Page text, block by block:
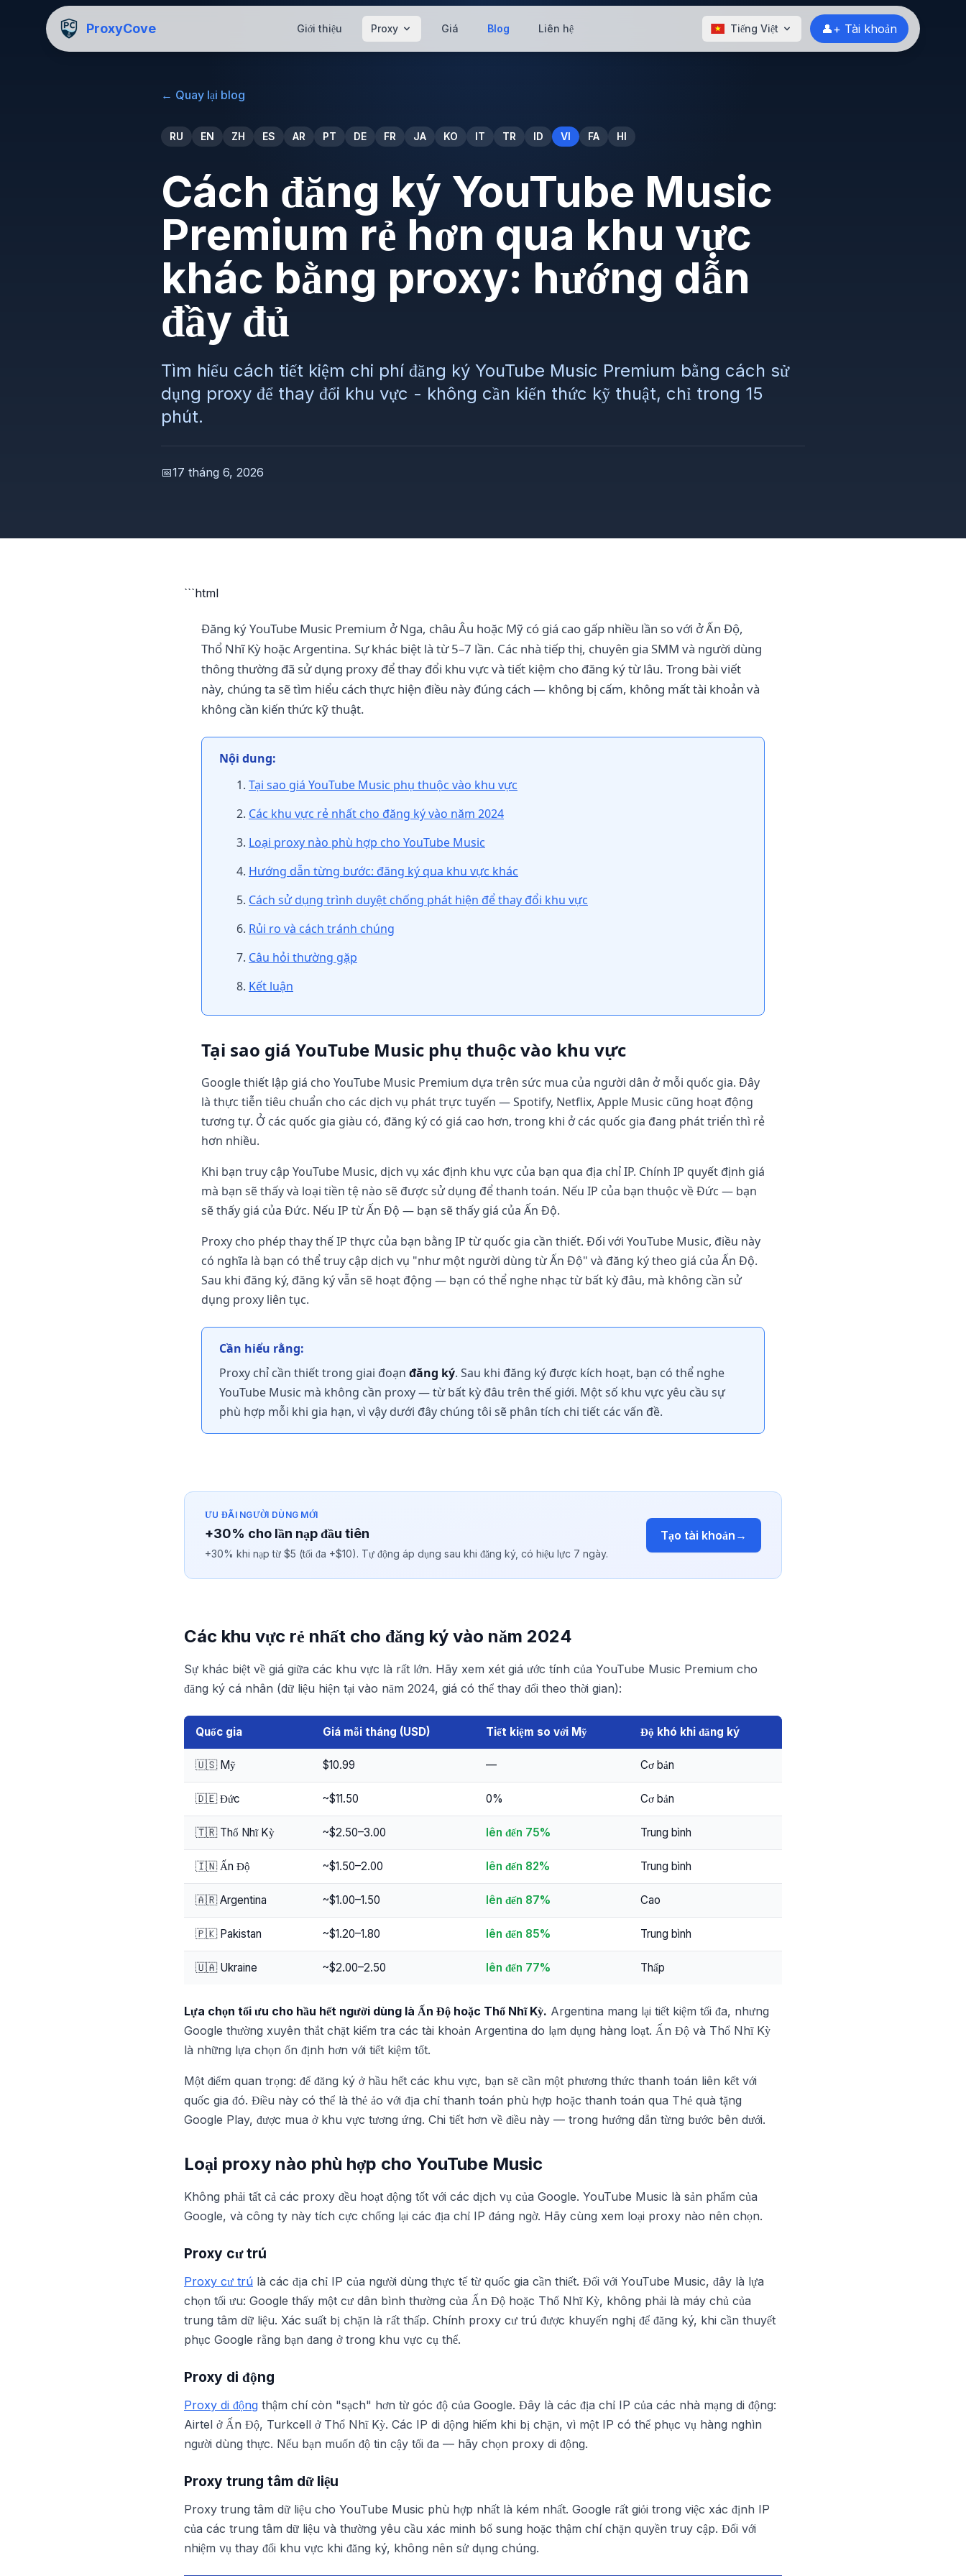
ProxyCove Giới thiệu Proxy Giá Blog Liên hệ Tiếng Việt 👤+ Tài khoản
← Quay lại blog
RU EN ZH ES AR PT DE FR JA KO IT TR ID VI FA HI
Cách đăng ký YouTube Music
Premium rẻ hơn qua khu vực
khác bằng proxy: hướng dẫn
đầy đủ
Tìm hiểu cách tiết kiệm chi phí đăng ký YouTube Music Premium bằng cách sử
dụng proxy để thay đổi khu vực - không cần kiến thức kỹ thuật, chỉ trong 15
phút.
📅17 tháng 6, 2026
```html
Đăng ký YouTube Music Premium ở Nga, châu Âu hoặc Mỹ có giá cao gấp nhiều lần so với ở Ấn Độ,
Thổ Nhĩ Kỳ hoặc Argentina. Sự khác biệt là từ 5–7 lần. Các nhà tiếp thị, chuyên gia SMM và người dùng
thông thường đã sử dụng proxy để thay đổi khu vực và tiết kiệm cho đăng ký từ lâu. Trong bài viết
này, chúng ta sẽ tìm hiểu cách thực hiện điều này đúng cách — không bị cấm, không mất tài khoản và
không cần kiến thức kỹ thuật.
Nội dung:
Tại sao giá YouTube Music phụ thuộc vào khu vực
Các khu vực rẻ nhất cho đăng ký vào năm 2024
Loại proxy nào phù hợp cho YouTube Music
Hướng dẫn từng bước: đăng ký qua khu vực khác
Cách sử dụng trình duyệt chống phát hiện để thay đổi khu vực
Rủi ro và cách tránh chúng
Câu hỏi thường gặp
Kết luận
Tại sao giá YouTube Music phụ thuộc vào khu vực
Google thiết lập giá cho YouTube Music Premium dựa trên sức mua của người dân ở mỗi quốc gia. Đây
là thực tiễn tiêu chuẩn cho các dịch vụ phát trực tuyến — Spotify, Netflix, Apple Music cũng hoạt động
tương tự. Ở các quốc gia giàu có, đăng ký có giá cao hơn, trong khi ở các quốc gia đang phát triển thì rẻ
hơn nhiều.
Khi bạn truy cập YouTube Music, dịch vụ xác định khu vực của bạn qua địa chỉ IP. Chính IP quyết định giá
mà bạn sẽ thấy và loại tiền tệ nào sẽ được sử dụng để thanh toán. Nếu IP của bạn thuộc về Đức — bạn
sẽ thấy giá của Đức. Nếu IP từ Ấn Độ — bạn sẽ thấy giá của Ấn Độ.
Proxy cho phép thay thế IP thực của bạn bằng IP từ quốc gia cần thiết. Đối với YouTube Music, điều này
có nghĩa là bạn có thể truy cập dịch vụ "như một người dùng từ Ấn Độ" và đăng ký theo giá của Ấn Độ.
Sau khi đăng ký, đăng ký vẫn sẽ hoạt động — bạn có thể nghe nhạc từ bất kỳ đâu, mà không cần sử
dụng proxy liên tục.
Cần hiểu rằng:
Proxy chỉ cần thiết trong giai đoạn đăng ký. Sau khi đăng ký được kích hoạt, bạn có thể nghe
YouTube Music mà không cần proxy — từ bất kỳ đâu trên thế giới. Một số khu vực yêu cầu sự
phù hợp mỗi khi gia hạn, vì vậy dưới đây chúng tôi sẽ phân tích chi tiết các vấn đề.
ƯU ĐÃI NGƯỜI DÙNG MỚI
+30% cho lần nạp đầu tiên
+30% khi nạp từ $5 (tối đa +$10). Tự động áp dụng sau khi đăng ký, có hiệu lực 7 ngày.
Tạo tài khoản →
Các khu vực rẻ nhất cho đăng ký vào năm 2024
Sự khác biệt về giá giữa các khu vực là rất lớn. Hãy xem xét giá ước tính của YouTube Music Premium cho
đăng ký cá nhân (dữ liệu hiện tại vào năm 2024, giá có thể thay đổi theo thời gian):
Quốc gia Giá mỗi tháng (USD) Tiết kiệm so với Mỹ Độ khó khi đăng ký
🇺🇸 Mỹ $10.99 — Cơ bản
🇩🇪 Đức ~$11.50 0% Cơ bản
🇹🇷 Thổ Nhĩ Kỳ ~$2.50–3.00 lên đến 75% Trung bình
🇮🇳 Ấn Độ ~$1.50–2.00 lên đến 82% Trung bình
🇦🇷 Argentina ~$1.00–1.50 lên đến 87% Cao
🇵🇰 Pakistan ~$1.20–1.80 lên đến 85% Trung bình
🇺🇦 Ukraine ~$2.00–2.50 lên đến 77% Thấp
Lựa chọn tối ưu cho hầu hết người dùng là Ấn Độ hoặc Thổ Nhĩ Kỳ. Argentina mang lại tiết kiệm tối đa, nhưng
Google thường xuyên thắt chặt kiểm tra các tài khoản Argentina do lạm dụng hàng loạt. Ấn Độ và Thổ Nhĩ Kỳ
là những lựa chọn ổn định hơn với tiết kiệm tốt.
Một điểm quan trọng: để đăng ký ở hầu hết các khu vực, bạn sẽ cần một phương thức thanh toán liên kết với
quốc gia đó. Điều này có thể là thẻ ảo với địa chỉ thanh toán phù hợp hoặc thanh toán qua Thẻ quà tặng
Google Play, được mua ở khu vực tương ứng. Chi tiết hơn về điều này — trong hướng dẫn từng bước bên dưới.
Loại proxy nào phù hợp cho YouTube Music
Không phải tất cả các proxy đều hoạt động tốt với các dịch vụ của Google. YouTube Music là sản phẩm của
Google, và công ty này tích cực chống lại các địa chỉ IP đáng ngờ. Hãy cùng xem loại proxy nào nên chọn.
Proxy cư trú
Proxy cư trú là các địa chỉ IP của người dùng thực tế từ quốc gia cần thiết. Đối với YouTube Music, đây là lựa
chọn tối ưu: Google thấy một cư dân bình thường của Ấn Độ hoặc Thổ Nhĩ Kỳ, không phải là máy chủ của
trung tâm dữ liệu. Xác suất bị chặn là rất thấp. Chính proxy cư trú được khuyến nghị để đăng ký, khi cần thuyết
phục Google rằng bạn đang ở trong khu vực cụ thể.
Proxy di động
Proxy di động thậm chí còn "sạch" hơn từ góc độ của Google. Đây là các địa chỉ IP của các nhà mạng di động:
Airtel ở Ấn Độ, Turkcell ở Thổ Nhĩ Kỳ. Các IP di động hiếm khi bị chặn, vì một IP có thể phục vụ hàng nghìn
người dùng thực. Nếu bạn muốn độ tin cậy tối đa — hãy chọn proxy di động.
Proxy trung tâm dữ liệu
Proxy trung tâm dữ liệu cho YouTube Music phù hợp nhất là kém nhất. Google rất giỏi trong việc xác định IP
của các trung tâm dữ liệu và thường yêu cầu xác minh bổ sung hoặc thậm chí chặn quyền truy cập. Đối với
nhiệm vụ thay đổi khu vực khi đăng ký, không nên sử dụng chúng.